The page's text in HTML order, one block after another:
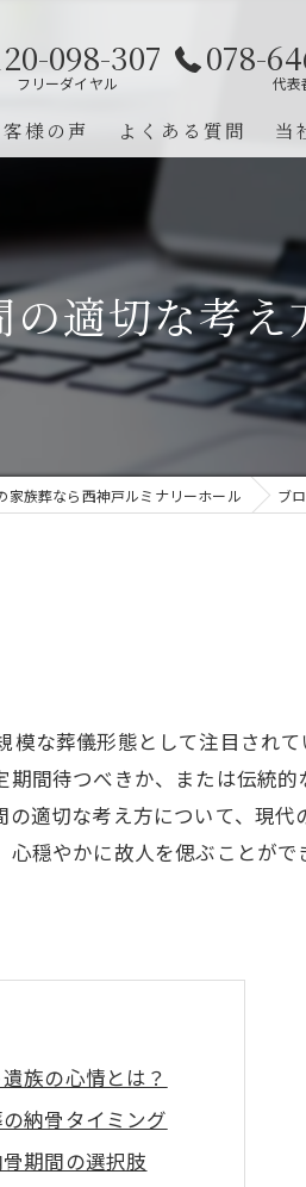
098-307
フリーダイヤル
078-
代表
様の声 よくある質問 当
火
1
適切な考え
家族葬なら西神戸ルミナリーホール ブ
な葬儀形態として注目され
間待つべきか、または伝統
適切な考え方について、現
穏やかに故人を偲ぶことが
族の心情とは？
納骨タイミング
期間の選択肢